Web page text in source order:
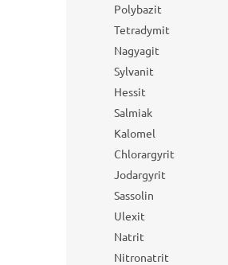
Polybazit
Tetradymit
Nagyagit
Sylvanit
Hessit
Salmiak
Kalomel
Chlorargyrit
Jodargyrit
Sassolin
Ulexit
Natrit
Nitronatrit